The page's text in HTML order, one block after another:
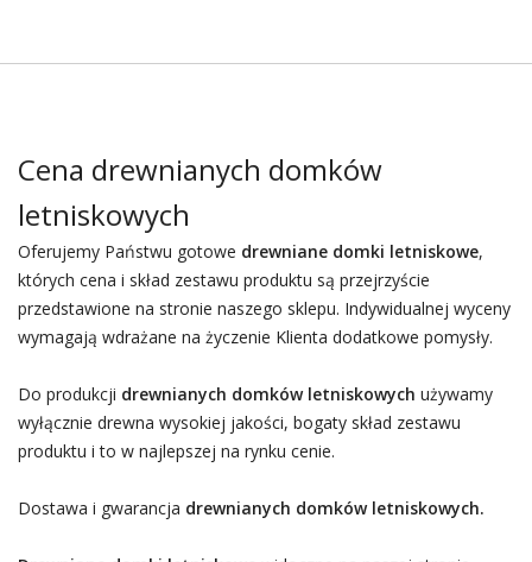
Cena drewnianych domków
letniskowych
Oferujemy Państwu gotowe drewniane domki letniskowe,
których cena i skład zestawu produktu są przejrzyście
przedstawione na stronie naszego sklepu. Indywidualnej wyceny
wymagają wdrażane na życzenie Klienta dodatkowe pomysły.
Do produkcji drewnianych domków letniskowych używamy
wyłącznie drewna wysokiej jakości, bogaty skład zestawu
produktu i to w najlepszej na rynku cenie.
Dostawa i gwarancja drewnianych domków letniskowych.